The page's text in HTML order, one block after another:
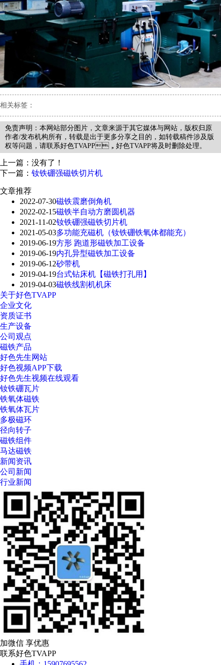
相关标签：
免责声明：本网站部分图片，文章来源于其它媒体与网站，版权归原
作者/发布机构所有，转载是出于更多分享之目的，如转载稿件涉及版
权等问题，请联系好色TVAPP，好色TVAPP将及时删除处理。
上一篇：没有了！
下一篇： 钕铁硼强磁铁切片机
文章推荐
2022-07-30磁铁震磨倒角机
2022-02-15磁铁半自动方磨圆机器
2021-11-02钕铁硼强磁铁切片机
2021-05-03多功能充磁机（钕铁硼铁氧体都能充）
2019-06-19方形 跑道形磁铁加工设备
2019-06-19内孔异型磁铁加工设备
2019-06-12砂带机
2019-04-19台式钻床机【磁铁打孔用】
2019-04-03磁铁线割机机床
关于好色TVAPP
企业文化
资质证书
生产设备
公司观点
磁铁产品
好色先生网站
好色视频APP下载
好色先生视频在线观看
钕铁硼瓦片
铁氧体磁铁
铁氧体瓦片
多极磁环
径向转子
磁铁组件
马达磁铁
新闻资讯
公司新闻
行业新闻
加微信 享优惠
联系好色TVAPP